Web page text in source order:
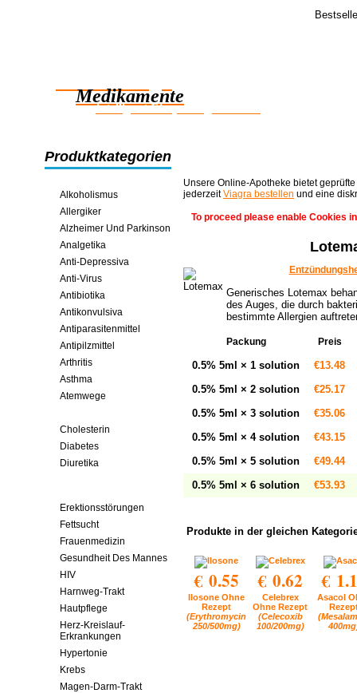
Medikamente
intelligent Einsparungen online
Produktkategorien
Alkoholismus
Allergiker
Alzheimer Und Parkinson
Analgetika
Anti-Depressiva
Anti-Virus
Antibiotika
Antikonvulsiva
Antiparasitenmittel
Antipilzmittel
Arthritis
Asthma
Atemwege
Cholesterin
Diabetes
Diuretika
Erektionsstörungen
Fettsucht
Frauenmedizin
Gesundheit Des Mannes
HIV
Harnweg-Trakt
Hautpflege
Herz-Kreislauf-
Erkrankungen
Hypertonie
Krebs
Magen-Darm-Trakt
Unsere Online-Apotheke bietet
jederzeitViagra bestellen und eine
To proceed please enable Cookies
Generisches Lotemax
des Auges, die durch
bestimmte Allergien
Packung Preis
0.5% 5ml × 1 solution
€13.48
0.5% 5ml × 2 solution
€25.17
0.5% 5ml × 3 solution
€35.06
0.5% 5ml × 4 solution
€43.15
0.5% 5ml × 5 solution
€49.44
0.5% 5ml × 6 solution
€53.93
Produkte in der gleichen
€ 0.55
Ilosone Ohne
Rezept
(Erythromycin
250/500mg)
€ 0.62
Celebrex
Ohne Rezept
(Celecoxib
100/200mg)
€
Asacol